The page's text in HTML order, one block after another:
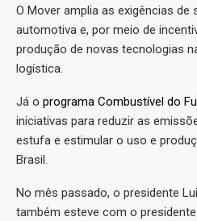
O Mover amplia as exigências
automotiva e, por meio de
produção de novas tecnologias
logística.
Já o programa Combustível do
iniciativas para reduzir as
estufa e estimular o uso e
Brasil.
No mês passado, o presidente
também esteve com o